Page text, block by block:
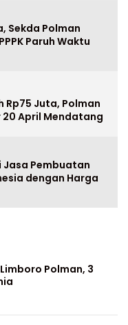
Sekda Polman
Paruh Waktu
Rp75 Juta, Polman
20 April Mendatang
Jasa Pembuatan
dengan Harga
Polman, 3